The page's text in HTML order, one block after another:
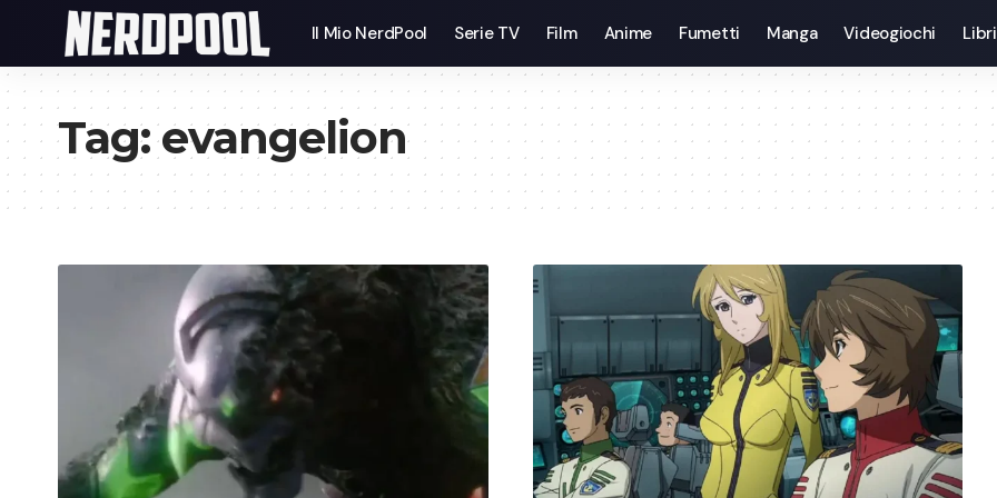
Il Mio NerdPool Serie TV Film Anime Fumetti Manga Videogiochi Libri
Tag:evangelion